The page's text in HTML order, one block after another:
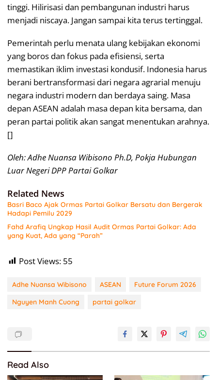
tinggi. Hilirisasi dan pembangunan industri harus
menjadi niscaya. Jangan sampai kita terus tertinggal.
Pemerintah perlu menata ulang kebijakan ekonomi
yang boros dan fokus pada efisiensi, serta
memastikan iklim investasi kondusif. Indonesia harus
berani bertransformasi dari negara agrarial menuju
negara industri modern dan berdaya saing. Masa
depan ASEAN adalah masa depan kita bersama, dan
peran partai politik akan sangat menentukan arahnya.
[]
Oleh: Adhe Nuansa Wibisono Ph.D, Pokja Hubungan
Luar Negeri DPP Partai Golkar
Related News
Basri Baco Ajak Ormas Partai Golkar Bersatu dan Bergerak
Hadapi Pemilu 2029
Fahd Arafiq Ungkap Hasil Audit Ormas Partai Golkar: Ada
yang Kuat, Ada yang “Parah”
Post Views: 55
Adhe Nuansa Wibisono ASEAN
Future Forum 2026
Nguyen Manh Cuong
partai golkar
Read Also